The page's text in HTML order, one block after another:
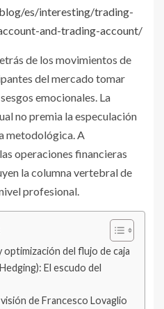
es/interesting/trading-
and-trading-account/
de los movimientos de
del mercado tomar
emocionales. La
no premia la especulación
metodológica. A
operaciones financieras
la columna vertebral de
profesional.
optimización del flujo de caja
El escudo del
de Francesco Lovaglio